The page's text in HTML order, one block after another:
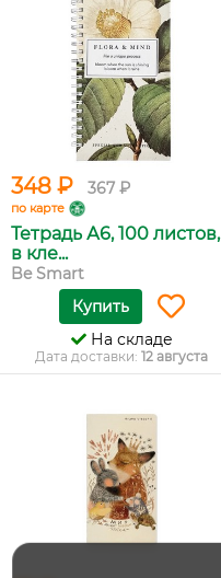
348 ₽ 367 ₽
по карте
Тетрадь А6, 100 листов,
в кле...
Be Smart
Купить
На складе
Дата доставки: 12 августа